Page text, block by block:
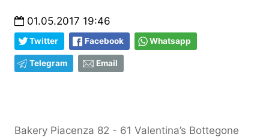
01.05.2017 19:46
Twitter Facebook Whatsapp
Telegram Email
Bakery Piacenza 82 - 61 Valentina’s Bottegone